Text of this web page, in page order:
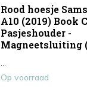
Rood hoesje
A10 (2019) Book
Pasjeshouder -
Magneetsluiting
...
Op voorraad